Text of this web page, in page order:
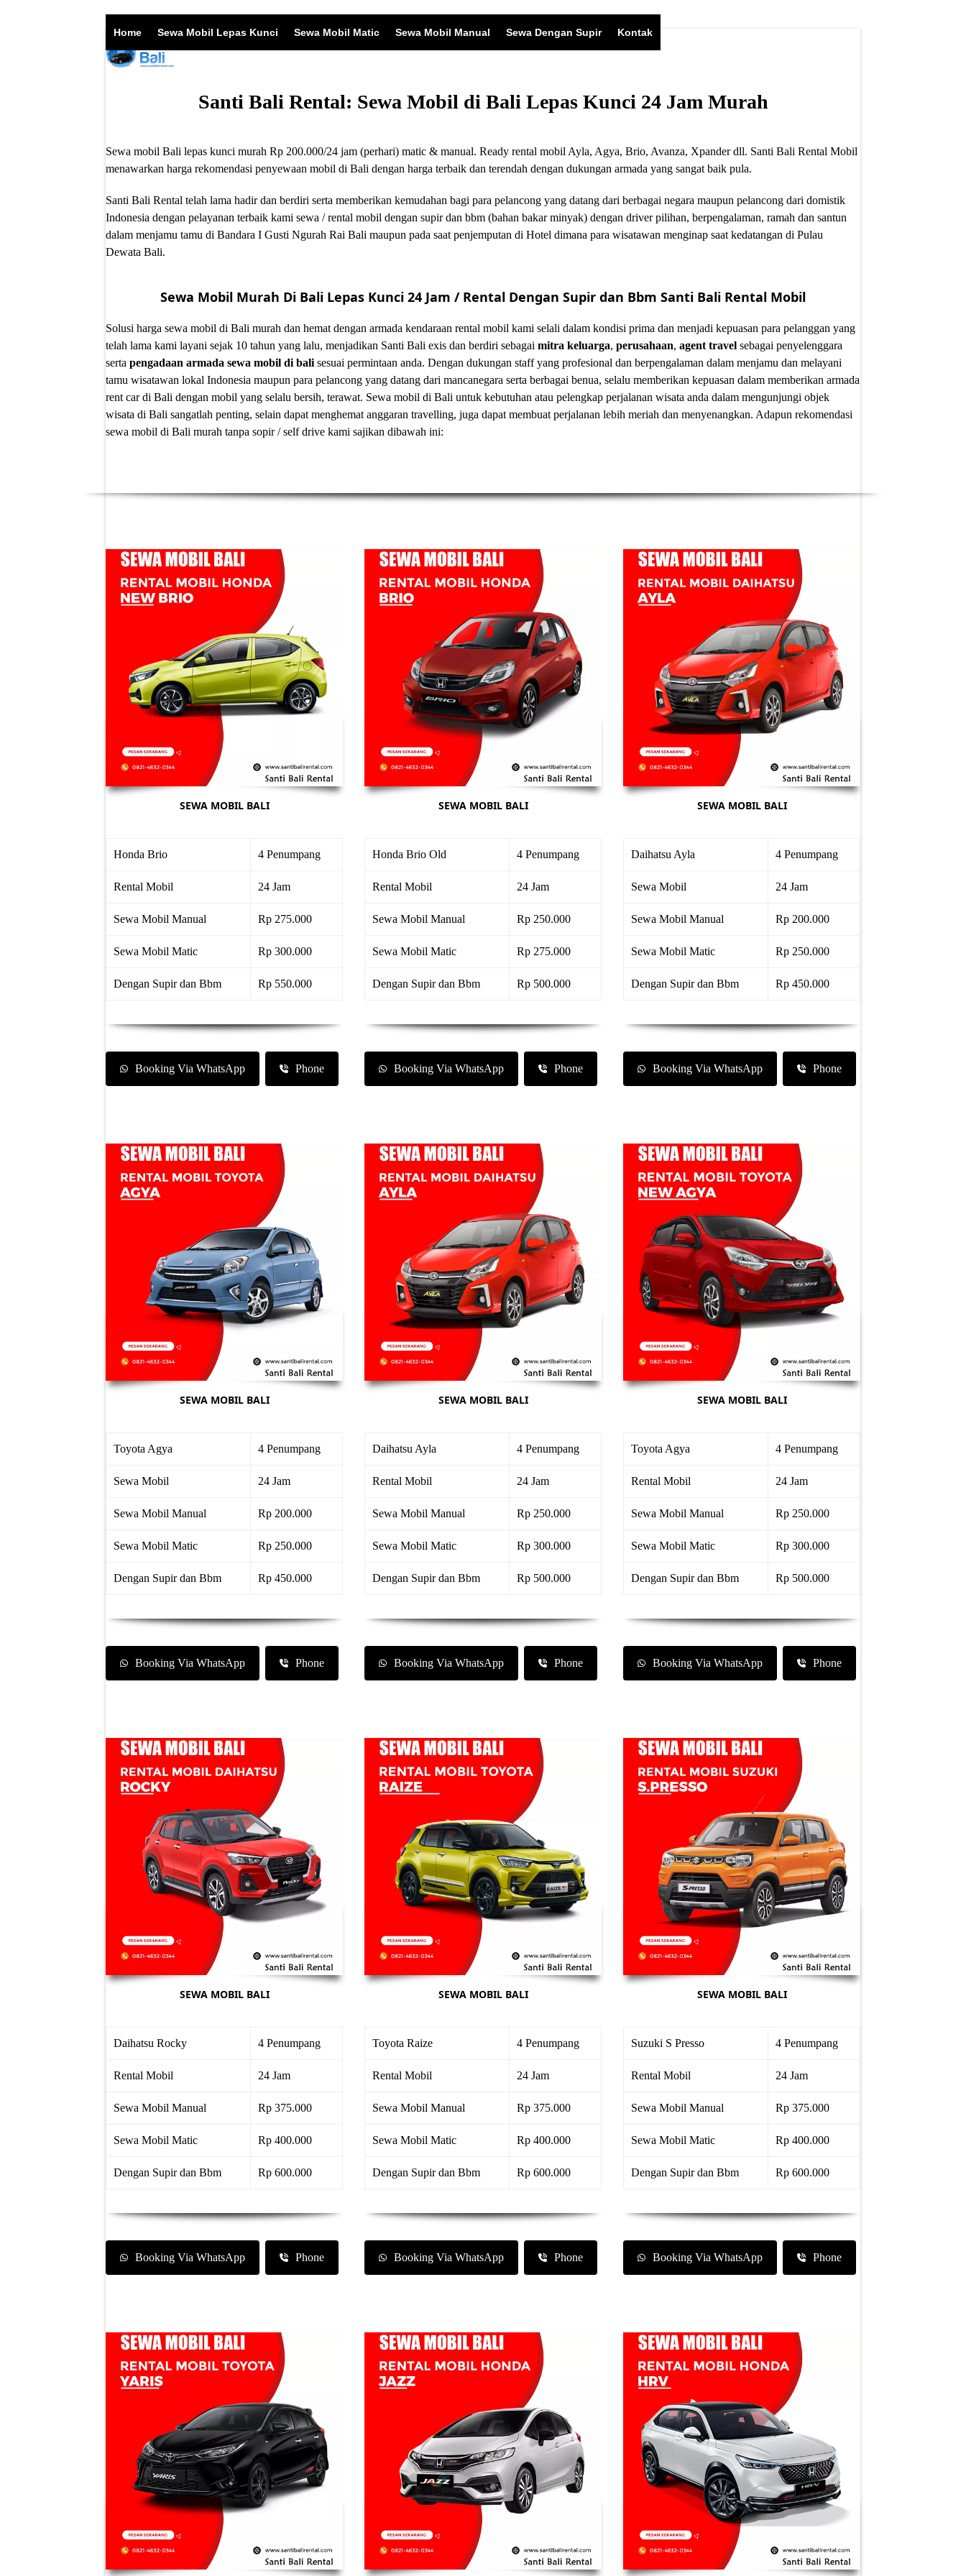
Home Sewa Mobil Lepas Kunci Sewa Mobil Matic Sewa Mobil Manual Sewa Dengan Supir Kontak
Santi Bali Rental: Sewa Mobil di Bali Lepas Kunci 24 Jam Murah
Sewa mobil Bali lepas kunci murah Rp 200.000/24 jam (perhari) matic & manual. Ready rental mobil Ayla, Agya, Brio, Avanza, Xpander dll. Santi Bali Rental Mobil
menawarkan harga rekomendasi penyewaan mobil di Bali dengan harga terbaik dan terendah dengan dukungan armada yang sangat baik pula.
Santi Bali Rental telah lama hadir dan berdiri serta memberikan kemudahan bagi para pelancong yang datang dari berbagai negara maupun pelancong dari domistik
Indonesia dengan pelayanan terbaik kami sewa / rental mobil dengan supir dan bbm (bahan bakar minyak) dengan driver pilihan, berpengalaman, ramah dan santun
dalam menjamu tamu di Bandara I Gusti Ngurah Rai Bali maupun pada saat penjemputan di Hotel dimana para wisatawan menginap saat kedatangan di Pulau
Dewata Bali.
Sewa Mobil Murah Di Bali Lepas Kunci 24 Jam / Rental Dengan Supir dan Bbm Santi Bali Rental Mobil
Solusi harga sewa mobil di Bali murah dan hemat dengan armada kendaraan rental mobil kami selali dalam kondisi prima dan menjadi kepuasan para pelanggan yang
telah lama kami layani sejak 10 tahun yang lalu, menjadikan Santi Bali exis dan berdiri sebagai mitra keluarga, perusahaan, agent travel sebagai penyelenggara
serta pengadaan armada sewa mobil di bali sesuai permintaan anda. Dengan dukungan staff yang profesional dan berpengalaman dalam menjamu dan melayani
tamu wisatawan lokal Indonesia maupun para pelancong yang datang dari mancanegara serta berbagai benua, selalu memberikan kepuasan dalam memberikan armada
rent car di Bali dengan mobil yang selalu bersih, terawat. Sewa mobil di Bali untuk kebutuhan atau pelengkap perjalanan wisata anda dalam mengunjungi objek
wisata di Bali sangatlah penting, selain dapat menghemat anggaran travelling, juga dapat membuat perjalanan lebih meriah dan menyenangkan. Adapun rekomendasi
sewa mobil di Bali murah tanpa sopir/ self drive kami sajikan dibawah ini:
SEWA MOBIL BALI
Honda Brio 4 Penumpang
Rental Mobil 24 Jam
Sewa Mobil Manual Rp 275.000
Sewa Mobil Matic Rp 300.000
Dengan Supir dan Bbm Rp 550.000
Booking Via WhatsApp Phone
SEWA MOBIL BALI
Honda Brio Old 4 Penumpang
Rental Mobil 24 Jam
Sewa Mobil Manual Rp 250.000
Sewa Mobil Matic Rp 275.000
Dengan Supir dan Bbm Rp 500.000
Booking Via WhatsApp Phone
SEWA MOBIL BALI
Daihatsu Ayla 4 Penumpang
Sewa Mobil 24 Jam
Sewa Mobil Manual Rp 200.000
Sewa Mobil Matic Rp 250.000
Dengan Supir dan Bbm Rp 450.000
Booking Via WhatsApp Phone
SEWA MOBIL BALI
Toyota Agya 4 Penumpang
Sewa Mobil 24 Jam
Sewa Mobil Manual Rp 200.000
Sewa Mobil Matic Rp 250.000
Dengan Supir dan Bbm Rp 450.000
Booking Via WhatsApp Phone
SEWA MOBIL BALI
Daihatsu Ayla 4 Penumpang
Rental Mobil 24 Jam
Sewa Mobil Manual Rp 250.000
Sewa Mobil Matic Rp 300.000
Dengan Supir dan Bbm Rp 500.000
Booking Via WhatsApp Phone
SEWA MOBIL BALI
Toyota Agya 4 Penumpang
Rental Mobil 24 Jam
Sewa Mobil Manual Rp 250.000
Sewa Mobil Matic Rp 300.000
Dengan Supir dan Bbm Rp 500.000
Booking Via WhatsApp Phone
SEWA MOBIL BALI
Daihatsu Rocky 4 Penumpang
Rental Mobil 24 Jam
Sewa Mobil Manual Rp 375.000
Sewa Mobil Matic Rp 400.000
Dengan Supir dan Bbm Rp 600.000
Booking Via WhatsApp Phone
SEWA MOBIL BALI
Toyota Raize 4 Penumpang
Rental Mobil 24 Jam
Sewa Mobil Manual Rp 375.000
Sewa Mobil Matic Rp 400.000
Dengan Supir dan Bbm Rp 600.000
Booking Via WhatsApp Phone
SEWA MOBIL BALI
Suzuki S Presso 4 Penumpang
Rental Mobil 24 Jam
Sewa Mobil Manual Rp 375.000
Sewa Mobil Matic Rp 400.000
Dengan Supir dan Bbm Rp 600.000
Booking Via WhatsApp Phone